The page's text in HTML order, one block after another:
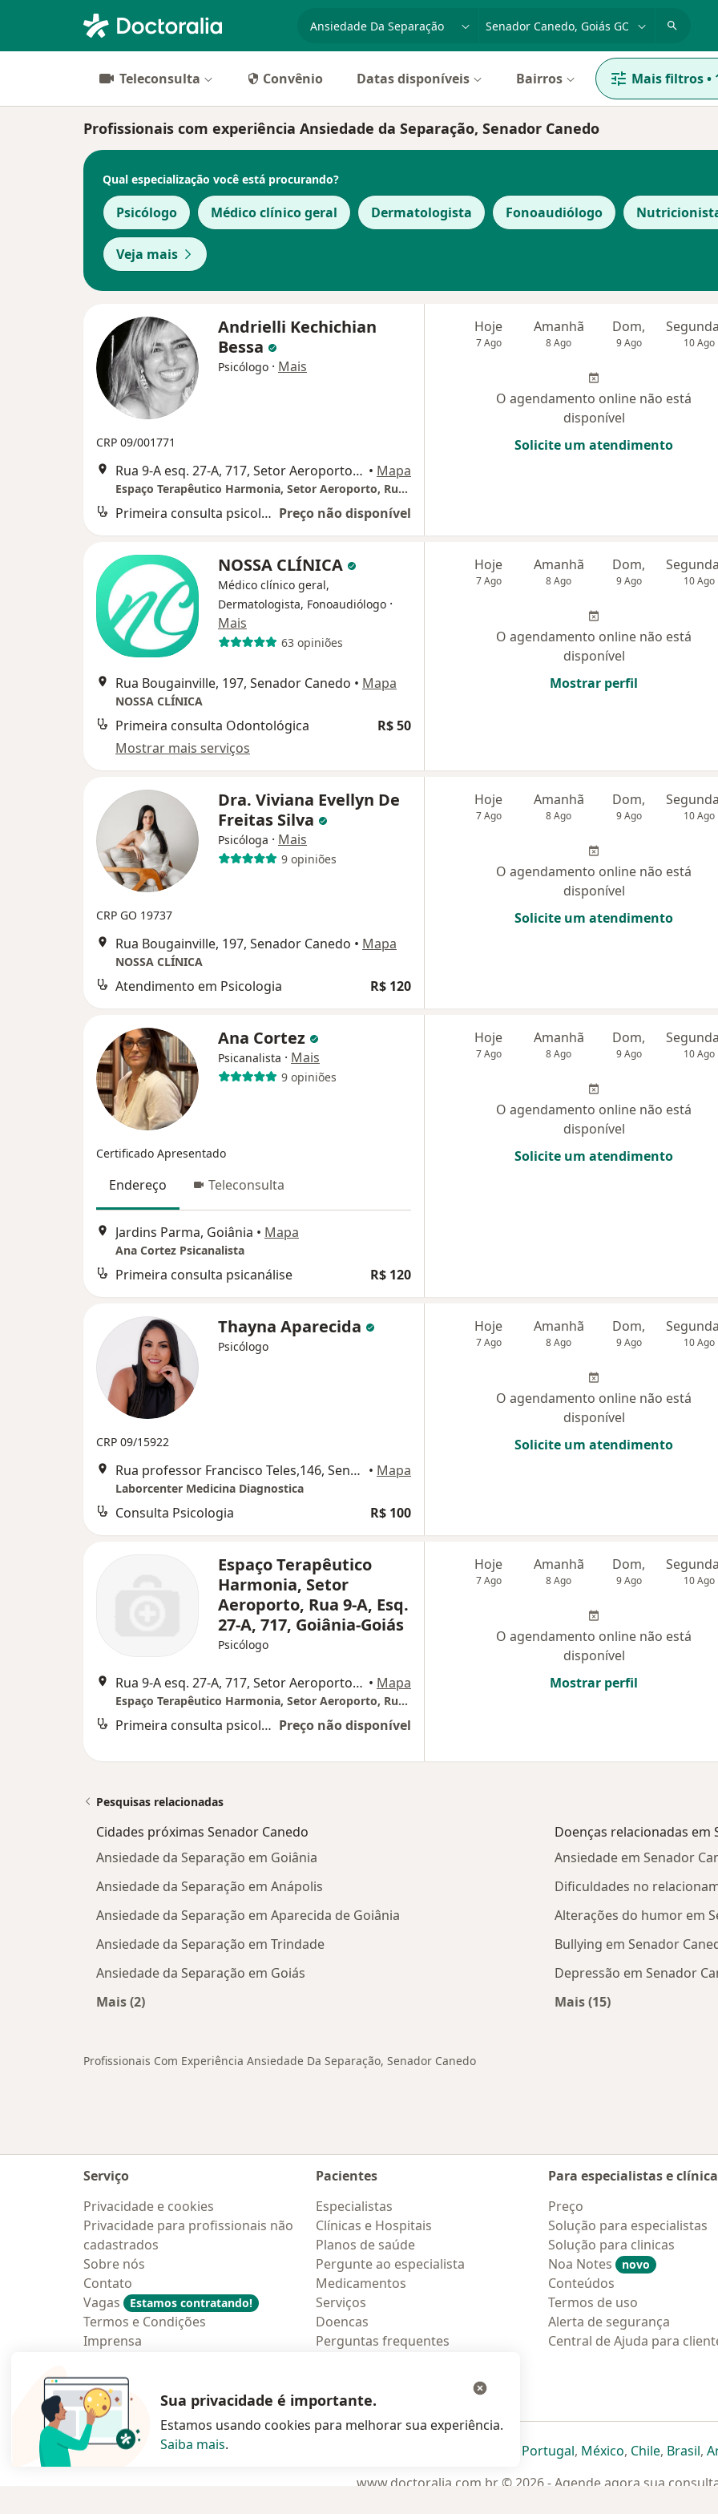
Teleconsulta Convênio Datas disponíveis Bairros Mais filtros•
Profissionais com experiência Ansiedade da Separação, Senador Canedo
Qual especialização você está procurando?
Psicólogo Médico clínico geral Dermatologista Fonoaudiólogo
Veja mais
Andrielli Kechichian
Bessa
Psicólogo · Mais
CRP 09/001771
Rua 9-A esq. 27-A, 717, Setor Aeroporto, Goiânia • Mapa
Espaço Terapêutico Harmonia, Setor Aeroporto, Rua 9-A, Esq. 27-A, 717, Goiânia-Goiás
Primeira consulta psicologia Preço não disponível
Hoje
7 Ago
Amanhã
8 Ago
Dom,
9 Ago 10 Ago
O agendamento online não está
disponível
Solicite um atendimento
NOSSA CLÍNICA
Médico clínico geral,
Dermatologista, Fonoaudiólogo ·
Mais
63 opiniões
Rua Bougainville, 197, Senador Canedo • Mapa
NOSSA CLÍNICA
Primeira consulta Odontológica
R$ 50
Mostrar mais serviços
Hoje
7 Ago
Amanhã
8 Ago
Dom,
9 Ago 10 Ago
O agendamento online não está
disponível
Mostrar perfil
Dra. Viviana Evellyn De
Freitas Silva
Psicóloga · Mais
9 opiniões
CRP GO 19737
Rua Bougainville, 197, Senador Canedo • Mapa
NOSSA CLÍNICA
Atendimento em Psicologia R$ 120
Hoje
7 Ago
Amanhã
8 Ago
Dom,
9 Ago 10 Ago
O agendamento online não está
disponível
Solicite um atendimento
Ana Cortez
Psicanalista · Mais
9 opiniões
Certificado Apresentado
Endereço Teleconsulta
Jardins Parma, Goiânia • Mapa
Ana Cortez Psicanalista
Primeira consulta psicanálise R$ 120
Hoje
7 Ago
Amanhã
8 Ago
Dom,
9 Ago 10 Ago
O agendamento online não está
disponível
Solicite um atendimento
Thayna Aparecida
Psicólogo
CRP 09/15922
Rua professor Francisco Teles,146, Senador Canedo • Mapa
Laborcenter Medicina Diagnostica
Consulta Psicologia R$ 100
Hoje
7 Ago
Amanhã
8 Ago
Dom,
9 Ago 10 Ago
O agendamento online não está
disponível
Solicite um atendimento
Espaço Terapêutico
Harmonia, Setor
Aeroporto, Rua 9-A, Esq.
27-A, 717, Goiânia-Goiás
Psicólogo
Rua 9-A esq. 27-A, 717, Setor Aeroporto, Goiânia • Mapa
Espaço Terapêutico Harmonia, Setor Aeroporto, Rua 9-A, Esq. 27-A, 717, Goiânia-Goiás
Primeira consulta psicologia Preço não disponível
Hoje
7 Ago
Amanhã
8 Ago
Dom,
9 Ago 10 Ago
O agendamento online não está
disponível
Mostrar perfil
Pesquisas relacionadas
Cidades próximas Senador Canedo
Ansiedade da Separação em Goiânia
Ansiedade da Separação em Anápolis
Ansiedade da Separação em Aparecida de Goiânia
Ansiedade da Separação em Trindade
Ansiedade da Separação em Goiás
Mais (2)
Doenças relacionadas em
Ansiedade em Senador
Dificuldades no
Alterações do humor em
Bullying em Senador
Depressão em Senador
Mais (15)
Profissionais Com Experiência Ansiedade Da Separação, Senador Canedo
Serviço
Privacidade e cookies
Privacidade para profissionais não
cadastrados
Sobre nós
Contato
Vagas
Estamos contratando!
Termos e Condições
Imprensa
Pacientes
Especialistas
Clínicas e Hospitais
Planos de saúde
Pergunte ao especialista
Medicamentos
Serviços
Doencas
Perguntas frequentes
Para especialistas e
Preço
Solução para especialistas
Solução para clinicas
Noa Notes
novo
Conteúdos
Termos de uso
Alerta de segurança
Central de Ajuda para
Polska abre num novo separadorabre num novo separador
abre num novo separador
Portugalabre num novo
, Méxicoabre num
, Chileabre
, Brasil,
www.doctoralia.com.br © 2026 - Agende agora sua
Sua privacidade é importante.
Estamos usando cookies para melhorar sua experiência.
Saiba mais.